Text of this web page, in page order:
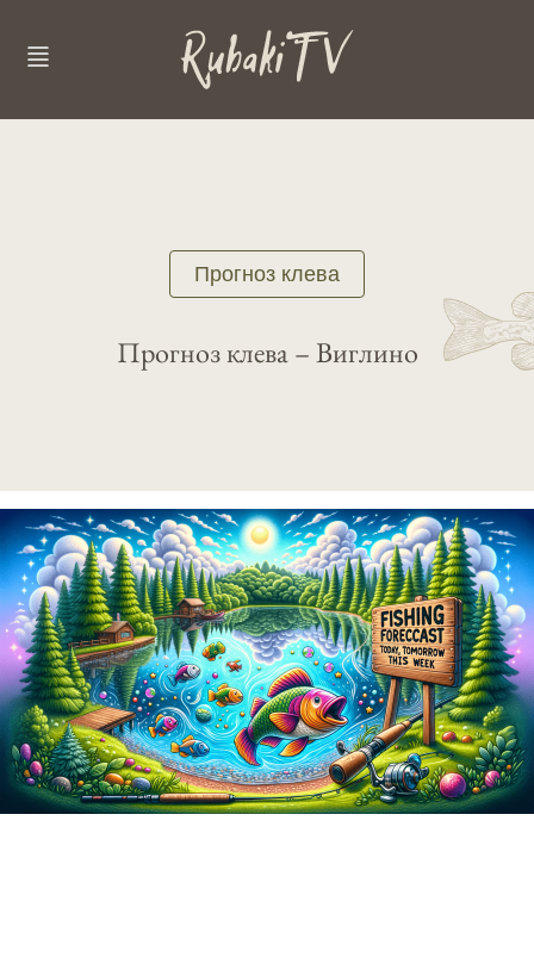
Прогноз клева
Прогноз клева – Виглино